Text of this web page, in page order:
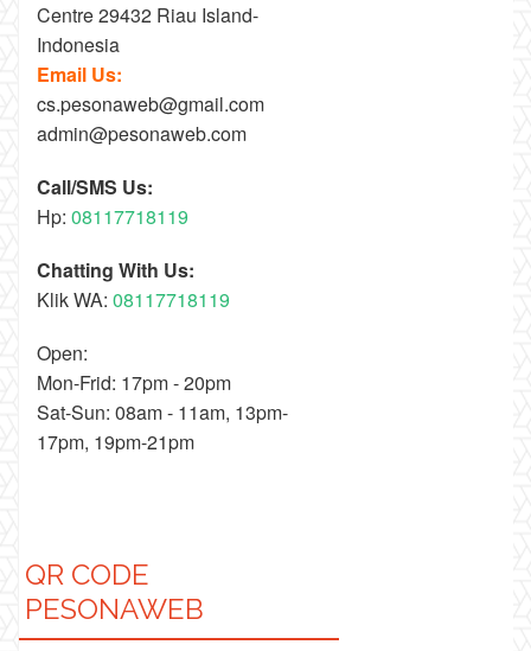
Centre 29432 Riau Island-
Indonesia
Email Us:
cs.pesonaweb@gmail.com
admin@pesonaweb.com
Call/SMS Us:
Hp: 08117718119
Chatting With Us:
Klik WA: 08117718119
Open:
Mon-Frid: 17pm - 20pm
Sat-Sun: 08am - 11am, 13pm-
17pm, 19pm-21pm
QR CODE
PESONAWEB